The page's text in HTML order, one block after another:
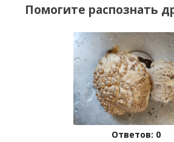
Помогите распознать
Ответов: 0